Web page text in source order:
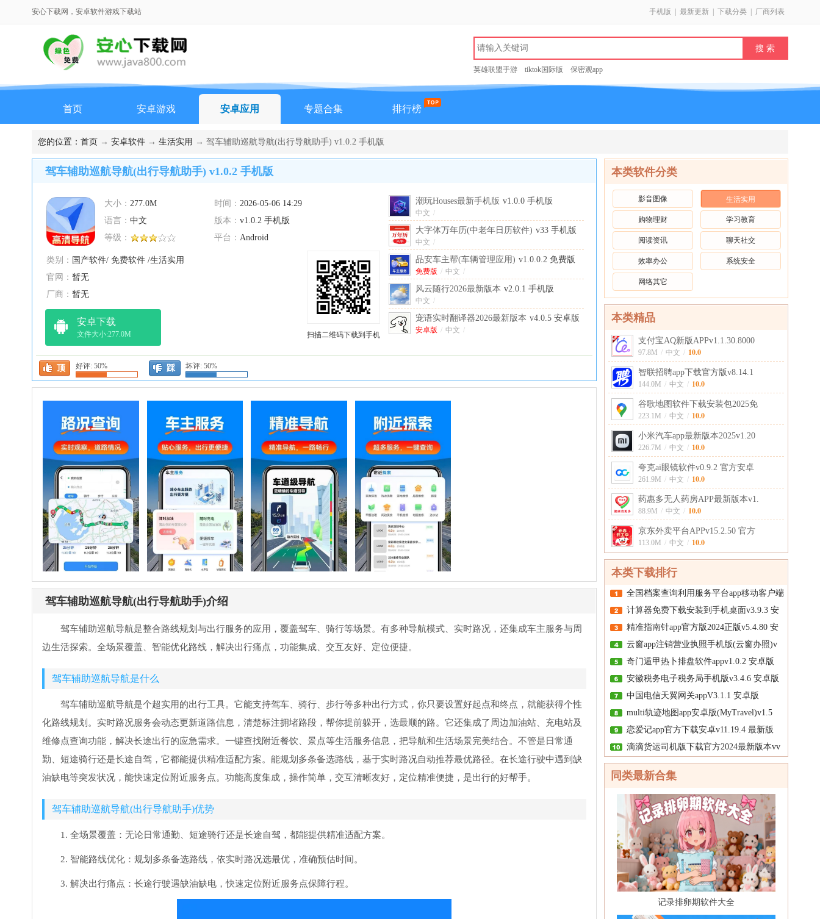
安心下载网，安卓软件游戏下载站 手机版 最新更新 下载分类 厂商列表
英雄联盟手游 tiktok国际版 保密观app
首页 安卓游戏 安卓应用 专题合集 排行榜
您的位置： 首页 → 安卓软件 → 生活实用 → 驾车辅助巡航导航(出行导航助手) v1.0.2 手机版
驾车辅助巡航导航(出行导航助手) v1.0.2 手机版
大小： 277.0M 时间： 2026-05-06 14:29
语言： 中文 版本： v1.0.2 手机版
等级：
平台： Android
类别： 国产软件/ 免费软件 /生活实用
官网： 暂无
厂商： 暂无
安卓下载
文件大小:277.0M
顶 好评: 50% 踩 坏评: 50%
潮玩Houses最新手机版 v1.0.0 手机版
中文 /
大字体万年历(中老年日历软件) v33 手机版
中文 /
品安车主帮(车辆管理应用) v1.0.0.2 免费版
免费版 / 中文 /
风云随行2026最新版本 v2.0.1 手机版
中文 /
宠语实时翻译器2026最新版本 v4.0.5 安卓版
安卓版 / 中文 /
扫描二维码下载到手机
驾车辅助巡航导航(出行导航助手)介绍
驾车辅助巡航导航是整合路线规划与出行服务的应用，覆盖驾车、骑行等场景。有多种导航模式、实时路况，还集成车主服务与周
边生活探索。全场景覆盖、智能优化路线，解决出行痛点，功能集成、交互友好、定位便捷。
驾车辅助巡航导航是什么
驾车辅助巡航导航是个超实用的出行工具。它能支持驾车、骑行、步行等多种出行方式，你只要设置好起点和终点，就能获得个性
化路线规划。实时路况服务会动态更新道路信息，清楚标注拥堵路段，帮你提前躲开，选最顺的路。它还集成了周边加油站、充电站及
维修点查询功能，解决长途出行的应急需求。一键查找附近餐饮、景点等生活服务信息，把导航和生活场景完美结合。不管是日常通
勤、短途骑行还是长途自驾，它都能提供精准适配方案。能规划多条备选路线，基于实时路况自动推荐最优路径。在长途行驶中遇到缺
油缺电等突发状况，能快速定位附近服务点。功能高度集成，操作简单，交互清晰友好，定位精准便捷，是出行的好帮手。
驾车辅助巡航导航(出行导航助手)优势
1. 全场景覆盖：无论日常通勤、短途骑行还是长途自驾，都能提供精准适配方案。
2. 智能路线优化：规划多条备选路线，依实时路况选最优，准确预估时间。
3. 解决出行痛点：长途行驶遇缺油缺电，快速定位附近服务点保障行程。
本类软件分类
影音图像 生活实用
购物理财 学习教育
阅读资讯 聊天社交
效率办公 系统安全
网络其它
本类精品
支付宝AQ新版APPv1.1.30.8000
97.8M / 中文 / 10.0
智联招聘app下载官方版v8.14.1
144.0M / 中文 / 10.0
谷歌地图软件下载安装包2025免
223.1M / 中文 / 10.0
小米汽车app最新版本2025v1.20
226.7M / 中文 / 10.0
夸克ai眼镜软件v0.9.2 官方安卓
261.9M / 中文 / 10.0
药惠多无人药房APP最新版本v1.
88.9M / 中文 / 10.0
京东外卖平台APPv15.2.50 官方
113.0M / 中文 / 10.0
本类下载排行
全国档案查询利用服务平台app移动客户端
计算器免费下载安装到手机桌面v3.9.3 安
精准指南针app官方版2024正版v5.4.80 安
云窗app注销营业执照手机版(云窗办照)v
奇门遁甲热卜排盘软件appv1.0.2 安卓版
安徽税务电子税务局手机版v3.4.6 安卓版
中国电信天翼网关appV3.1.1 安卓版
multi轨迹地图app安卓版(MyTravel)v1.5
恋爱记app官方下载安卓v11.19.4 最新版
滴滴货运司机版下载官方2024最新版本vv
同类最新合集
记录排卵期软件大全